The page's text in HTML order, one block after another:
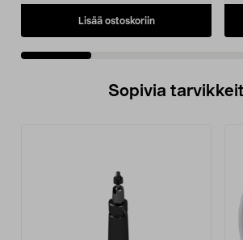
Lisää ostoskoriin
Sopivia